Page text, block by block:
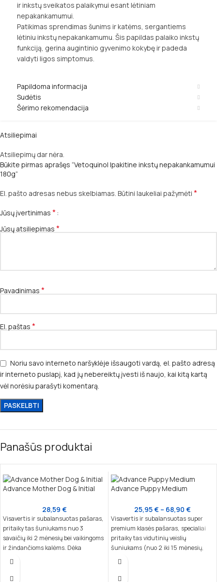
ir inkstų sveikatos palaikymui esant lėtiniam
nepakankamumui.
Patikimas sprendimas šunims ir katėms, sergantiems
lėtiniu inkstų nepakankamumu. Šis papildas palaiko inkstų
funkciją, gerina augintinio gyvenimo kokybę ir padeda
valdyti ligos simptomus.
Papildoma informacija
Sudėtis
Šėrimo rekomendacija
Atsiliepimai
Atsiliepimų dar nėra.
Būkite pirmas aprašęs “Vetoquinol Ipakitine inkstų nepakankamumui
180g”
El. pašto adresas nebus skelbiamas. Būtini laukeliai pažymėti *
Jūsų įvertinimas *
Jūsų atsiliepimas *
Pavadinimas *
El. paštas *
Noriu savo interneto naršyklėje išsaugoti vardą, el. pašto adresą
ir interneto puslapį, kad jų nebereiktų įvesti iš naujo, kai kitą kartą
vėl norėsiu parašyti komentarą.
Panašūs produktai
Advance Mother Dog & Initial
28,59 €
Visavertis ir subalansuotas pašaras,
pritaikytas šuniukams nuo 3
savaičių iki 2 mėnesių bei vaikingoms
ir žindančioms kalėms. Dėka
nukleotidų, kurie yra artimi motinos
stiprinti šuniuko imuninę sistemą ir
Advance Puppy Medium
25,95€ – 68,90 €
Visavertis ir subalansuotas super
premium klasės pašaras, specialiai
pritaikytas vidutinių veislių
šuniukams (nuo 2 iki 15 mėnesių,
10–30 kg suaugusio svorio) ir
užtikrina tinkamą kaulų, imuninės ir